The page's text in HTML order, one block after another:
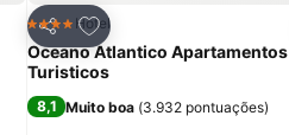
Partilhar
Adicionar aos favoritos
4 EstrelasHotel
Oceano Atlantico Apartamentos
Turisticos
8,1 Muito boa (3.932 pontuações)